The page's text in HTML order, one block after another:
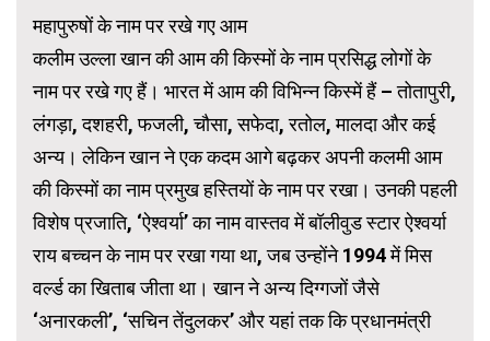
महापुरुषों के नाम पर रखे गए आम
कलीम उल्ला खान की आम की किस्मों के नाम प्रसिद्ध लोगों के
नाम पर रखे गए हैं। भारत में आम की विभिन्न किस्में हैं – तोतापुरी,
लंगड़ा, दशहरी, फजली, चौसा, सफेदा, रतोल, मालदा और कई
अन्य। लेकिन खान ने एक कदम आगे बढ़कर अपनी कलमी आम
की किस्मों का नाम प्रमुख हस्तियों के नाम पर रखा। उनकी पहली
विशेष प्रजाति, ‘ऐश्वर्या’ का नाम वास्तव में बॉलीवुड स्टार ऐश्वर्या
राय बच्चन के नाम पर रखा गया था, जब उन्होंने 1994 में मिस
वर्ल्ड का खिताब जीता था। खान ने अन्य दिग्गजों जैसे
‘अनारकली’, ‘सचिन तेंदुलकर’ और यहां तक ​​कि प्रधानमंत्री